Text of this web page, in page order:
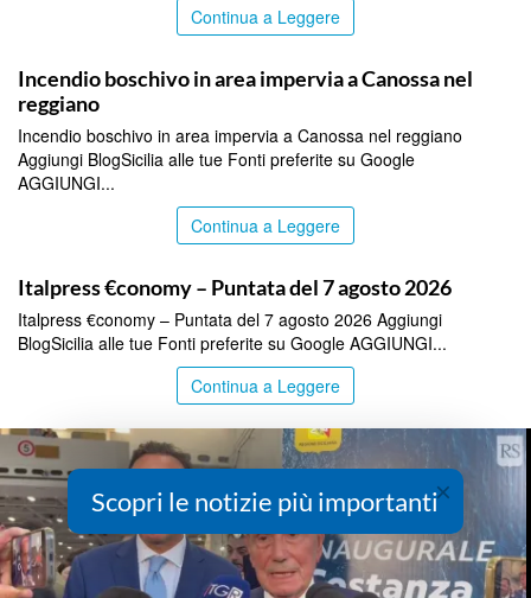
Continua a Leggere
Incendio boschivo in area impervia a Canossa nel
reggiano
Incendio boschivo in area impervia a Canossa nel reggiano
Aggiungi BlogSicilia alle tue Fonti preferite su Google
AGGIUNGI...
Continua a Leggere
Italpress €conomy – Puntata del 7 agosto 2026
Italpress €conomy – Puntata del 7 agosto 2026 Aggiungi
BlogSicilia alle tue Fonti preferite su Google AGGIUNGI...
Continua a Leggere
×
Scopri le notizie più importanti